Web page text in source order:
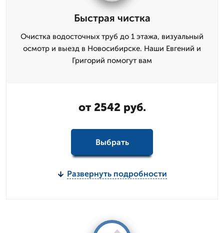
Быстрая чистка
Очистка водосточных труб до 1 этажа, визуальный
осмотр и выезд в Новосибирске. Наши Евгений и
Григорий помогут вам
от 2542 руб.
Выбрать
Развернуть подробности